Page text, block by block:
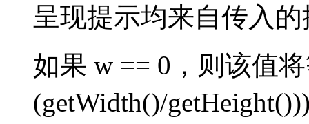
呈现提示均来自传入
如果 w == 0，则该值
(getWidth()/